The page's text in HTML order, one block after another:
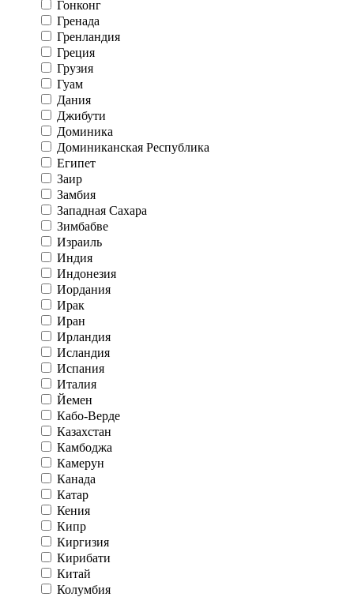
Гонконг
Гренада
Гренландия
Греция
Грузия
Гуам
Дания
Джибути
Доминика
Доминиканская Республика
Египет
Заир
Замбия
Западная Сахара
Зимбабве
Израиль
Индия
Индонезия
Иордания
Ирак
Иран
Ирландия
Исландия
Испания
Италия
Йемен
Кабо-Верде
Казахстан
Камбоджа
Камерун
Канада
Катар
Кения
Кипр
Киргизия
Кирибати
Китай
Колумбия